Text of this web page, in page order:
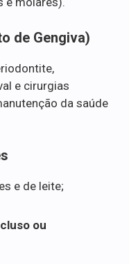
de Gengiva)
e cirurgias
da saúde
e de leite;
ou